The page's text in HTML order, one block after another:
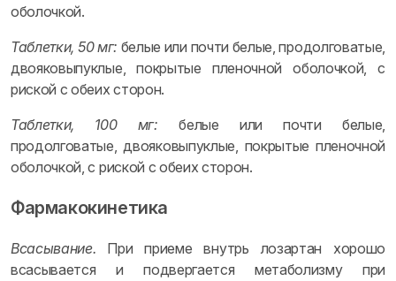
оболочкой.
Таблетки, 50 мг: белые или почти белые, продолговатые,
двояковыпуклые, покрытые пленочной оболочкой, с
риской с обеих сторон.
Таблетки, 100 мг: белые или почти белые,
продолговатые, двояковыпуклые, покрытые пленочной
оболочкой, с риской с обеих сторон.
Фармакокинетика
Всасывание. При приеме внутрь лозартан хорошо
всасывается и подвергается метаболизму при